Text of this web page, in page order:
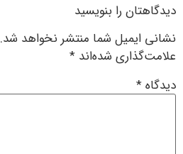
دیدگاهتان را بنویسید
نشانی ایمیل شما منتشر نخواهد شد.
علامت‌گذاری شده‌اند *
دیدگاه*